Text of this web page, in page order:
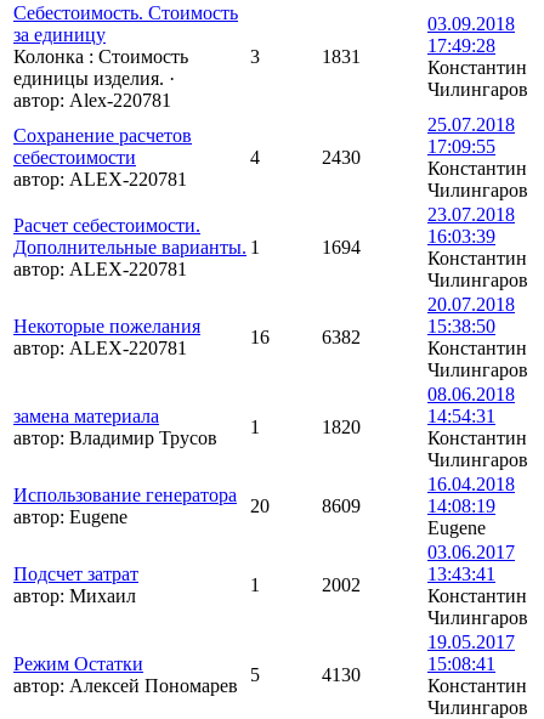
Себестоимость. Стоимость
за единицу
Колонка : Стоимость
единицы изделия. ·
автор: Alex-220781
3 1831
03.09.2018
17:49:28
Константин
Чилингаров
Сохранение расчетов
себестоимости
автор: ALEX-220781
4 2430
25.07.2018
17:09:55
Константин
Чилингаров
Расчет себестоимости.
Дополнительные варианты.
автор: ALEX-220781
1 1694
23.07.2018
16:03:39
Константин
Чилингаров
Некоторые пожелания
автор: ALEX-220781
16 6382
20.07.2018
15:38:50
Константин
Чилингаров
замена материала
автор: Владимир Трусов
1 1820
08.06.2018
14:54:31
Константин
Чилингаров
Использование генератора
автор: Eugene
20 8609
16.04.2018
14:08:19
Eugene
Подсчет затрат
автор: Михаил
1 2002
03.06.2017
13:43:41
Константин
Чилингаров
Режим Остатки
автор: Алексей Пономарев
5 4130
19.05.2017
15:08:41
Константин
Чилингаров